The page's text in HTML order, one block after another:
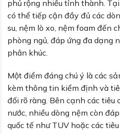
phủ rộng nhiều tỉnh thành.
có thể tiếp cận đầy đủ các
su, nệm lò xo, nệm foam đến
phòng ngủ, đáp ứng đa dạng
phân khúc.
Một điểm đáng chú ý là các
kèm thông tin kiểm định và
đối rõ ràng. Bên cạnh các tiêu
nước, nhiều dòng nệm còn
quốc tế như TUV hoặc các